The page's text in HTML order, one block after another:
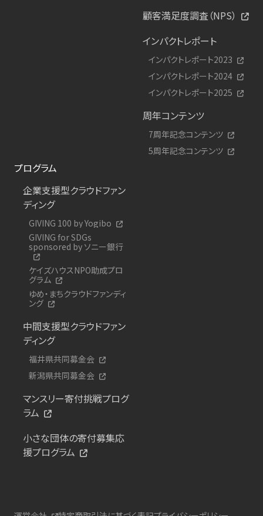
顧客満足度調査（NPS）
インパクトレポート
インパクトレポート2023
インパクトレポート2024
インパクトレポート2025
周年コンテンツ
7周年記念コンテンツ
5周年記念コンテンツ
プログラム
企業支援型クラウドファン
ディング
GIVING 100 by Yogibo
GIVING for SDGs
sponsored by ソニー銀行
ケイズハウスNPO助成プロ
グラム
ゆめ・まちクラウドファンディ
ング
中間支援型クラウドファン
ディング
福井県共同募金会
新潟県共同募金会
マンスリー寄付挑戦プログ
ラム
小さな団体の寄付募集応
援プログラム